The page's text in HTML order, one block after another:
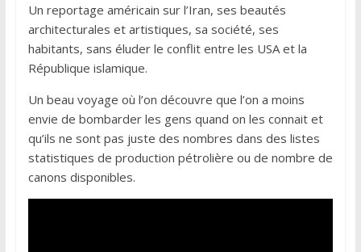
Un reportage américain sur l’Iran, ses beautés
architecturales et artistiques, sa société, ses
habitants, sans éluder le conflit entre les USA et la
République islamique.
Un beau voyage où l’on découvre que l’on a moins
envie de bombarder les gens quand on les connait et
qu’ils ne sont pas juste des nombres dans des listes
statistiques de production pétrolière ou de nombre de
canons disponibles.